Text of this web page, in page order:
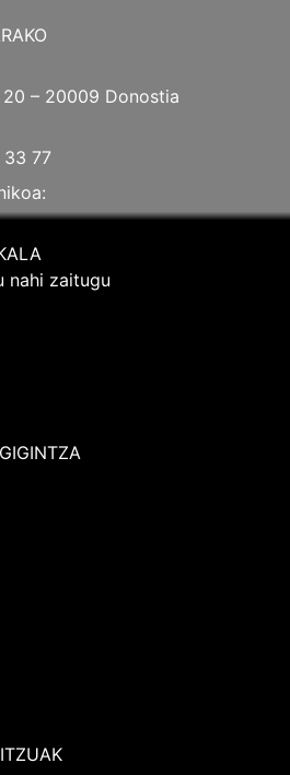
– 20009 Donostia
77
nahi zaitugu